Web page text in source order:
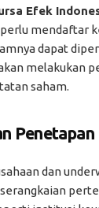
Efek
mendaftar
dapat
melakukan
saham.
dan